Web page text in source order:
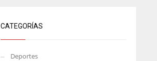
CATEGORÍAS
Deportes